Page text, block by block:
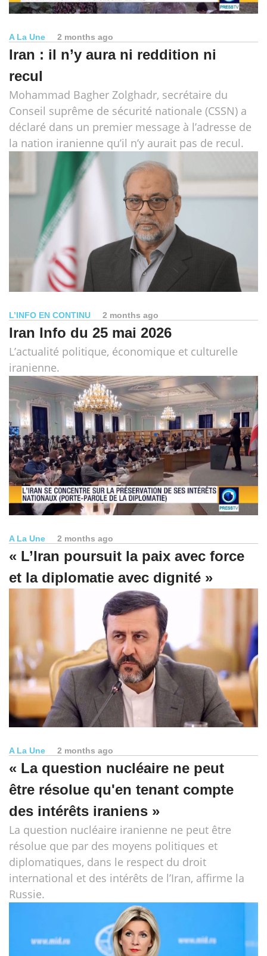
A La Une 2 months ago
Iran : il n’y aura ni reddition ni
recul
Mohammad Bagher Zolghadr, secrétaire du
Conseil suprême de sécurité nationale (CSSN) a
déclaré dans un premier message à l’adresse de
la nation iranienne qu’il n’y aurait pas de recul.
L’INFO EN CONTINU 2 months ago
Iran Info du 25 mai 2026
L’actualité politique, économique et culturelle
iranienne.
A La Une 2 months ago
« L’Iran poursuit la paix avec force
et la diplomatie avec dignité »
A La Une 2 months ago
« La question nucléaire ne peut
être résolue qu'en tenant compte
des intérêts iraniens »
La question nucléaire iranienne ne peut être
résolue que par des moyens politiques et
diplomatiques, dans le respect du droit
international et des intérêts de l’Iran, affirme la
Russie.